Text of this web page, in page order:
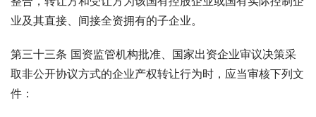
业及其直接、间接全资拥有的子企业。
第三十三条 国资监管机构批准、国家出资企业审议决策采
取非公开协议方式的企业产权转让行为时，应当审核下列文
件：